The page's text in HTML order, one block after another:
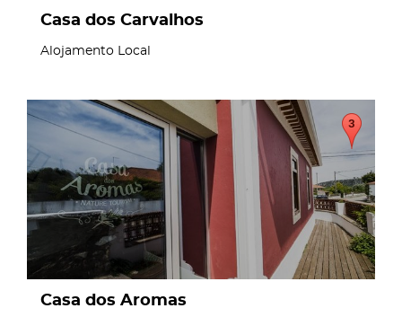
Casa dos Carvalhos
Alojamento Local
page
Casa dos Aromas